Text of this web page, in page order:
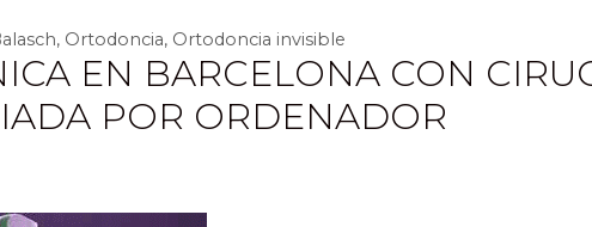
, Ortodoncia, Ortodoncia invisible
EN BARCELONA CON
POR ORDENADOR